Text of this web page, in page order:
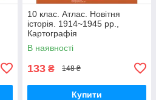
10 клас. Атлас. Новітня
історія. 1914~1945 рр.,
Картографія
В наявності
133 ₴ 148 ₴
Купити